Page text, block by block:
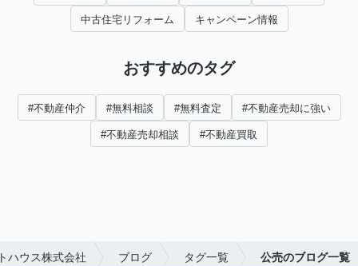
中古住宅リフォーム キャンペーン情報
おすすめのタグ
#不動産仲介 #無料相談 #無料査定 #不動産売却に強い
#不動産売却相談 #不動産買取
ハウス株式会社 ブログ タグ一覧 公売のブログ一覧